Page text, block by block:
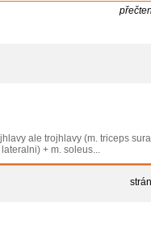
ale trojhlavy (m. triceps
+ m. soleus...